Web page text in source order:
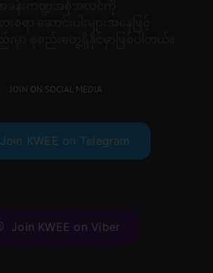
JOIN ON SOCIAL MEDIA
Join KWEE on Telegram
Join KWEE on Viber